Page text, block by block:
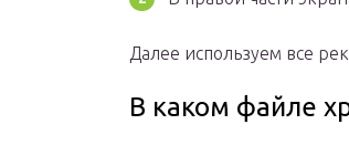
Далее используем все
В каком файле